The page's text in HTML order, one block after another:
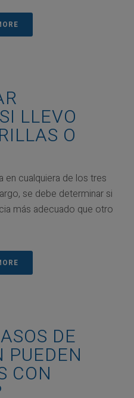
LLEVO
O
en cualquiera de los tres
se debe determinar si
más adecuado que otro
DE
PUEDEN
CON